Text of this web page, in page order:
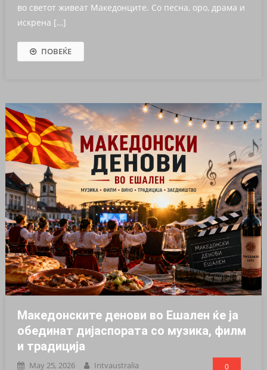
во светот живеат Македонците. Со песна, оро, драма и
искрена […]
ПОВЕЌЕ
Македонските денови во Ешален ќе ја
обединат дијаспората со музика, филм
и традиција
May 25, 2026 Intvaustralia 0